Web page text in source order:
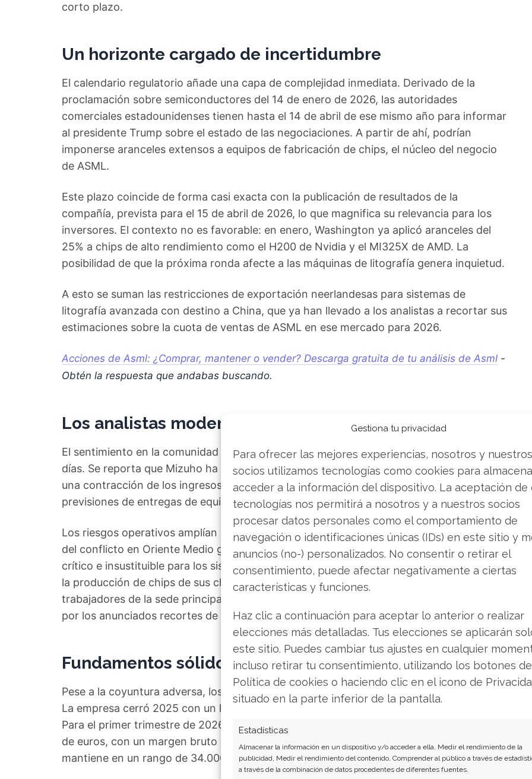
Gestiona tu privacidad
Para ofrecer las mejores experiencias, nosotros y nuestros
socios utilizamos tecnologías como cookies para
acceder a la información del dispositivo. La aceptación de
tecnologías nos permitirá a nosotros y a nuestros socios
procesar datos personales como el comportamiento de
navegación o identificaciones únicas (IDs) en este sitio y
anuncios (no-) personalizados. No consentir o retirar el
consentimiento, puede afectar negativamente a ciertas
características y funciones.
Haz clic a continuación para aceptar lo anterior o realizar
elecciones más detalladas. Tus elecciones se aplicarán
este sitio. Puedes cambiar tus ajustes en cualquier
incluso retirar tu consentimiento, utilizando los botones
Política de cookies o haciendo clic en el icono de
situado en la parte inferior de la pantalla.
Estadísticas
Almacenar la información en un dispositivo y/o acceder a ella, Medir el rendimiento de la
publicidad, Medir el rendimiento del contenido, Comprender al público a través de
a través de la combinación de datos procedentes de diferentes fuentes.
corto plazo.
Un horizonte cargado de incertidumbre
El calendario regulatorio añade una capa de complejidad inmediata. Derivado de la
proclamación sobre semiconductores del 14 de enero de 2026, las autoridades
comerciales estadounidenses tienen hasta el 14 de abril de ese mismo año para informar
al presidente Trump sobre el estado de las negociaciones. A partir de ahí, podrían
imponerse aranceles extensos a equipos de fabricación de chips, el núcleo del negocio
de ASML.
Este plazo coincide de forma casi exacta con la publicación de resultados de la
compañía, prevista para el 15 de abril de 2026, lo que magnifica su relevancia para los
inversores. El contexto no es favorable: en enero, Washington ya aplicó aranceles del
25% a chips de alto rendimiento como el H200 de Nvidia y el MI325X de AMD. La
posibilidad de que la próxima ronda afecte a las máquinas de litografía genera inquietud.
A esto se suman las restricciones de exportación neerlandesas para sistemas de
litografía avanzada con destino a China, que ya han llevado a los analistas a recortar sus
estimaciones sobre la cuota de ventas de ASML en ese mercado para 2026.
Acciones de Asml: ¿Comprar, mantener o vender? Descarga gratuita de tu análisis de Asml -
Obtén la respuesta que andabas buscando.
Los analistas moderan su optimismo
El sentimiento en la comunidad analítica ha dado un giro cauteloso en los últimos tres
días. Se reporta que Mizuho ha rebajado su valoración de ASML, anticipando para 2026
una contracción de los ingresos y un beneficio por acción estancado. Además, las
previsiones de entregas de equipos EUV también han sido recortadas.
Los riesgos operativos amplían el espectro de preocupaciones. Un posible escalamiento
del conflicto en Oriente Medio genera dudas sobre el suministro de helio, un refrigerante
crítico e insustituible para los sistemas de ASML. Cualquier interrupción podría ralentizar
la producción de chips de sus clientes en Asia. Paralelamente, a finales de marzo, los
trabajadores de la sede principal paralizaron su actividad durante dos días en protesta
por los anunciados recortes de plantilla.
Fundamentos sólidos frente a vientos en contra
Pese a la coyuntura adversa, los cimientos estructurales de ASML permanecen robustos.
La empresa cerró 2025 con un libro de pedidos valorado en 38.800 millones de euros.
Para el primer trimestre de 2026, espera un ingreso neto de entre 8.200 y 8.900 millones
de euros, con un margen bruto del 51% al 53%. Su orientación para el año completo se
mantiene en un rango de 34.000 a 39.000 millones de euros.